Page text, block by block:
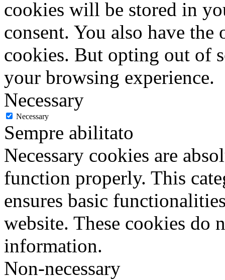
cookies will be stored in
consent. You also have
cookies. But opting out of
your browsing experience.
Necessary
Necessary
Sempre abilitato
Necessary cookies are
function properly. This
ensures basic
website. These cookies do
information.
Non-necessary